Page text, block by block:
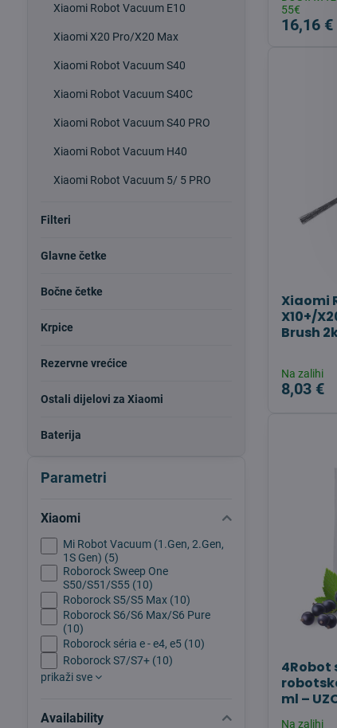
55€
16,16 €
Xiaomi
X10+/
Brush
Na zalihi
8,03 €
4Robot
ml –
Na zalihi
Parametri
Xiaomi
Mi Robot Vacuum (1.Gen, 2.Gen,
1S Gen) (5)
Roborock Sweep One
S50/S51/S55 (10)
Roborock S5/S5 Max (10)
Roborock S6/S6 Max/S6 Pure
(10)
Roborock séria e - e4, e5 (10)
Roborock S7/S7+ (10)
prikaži sve
Availability
Xiaomi Robot Vacuum E10
Xiaomi X20 Pro/X20 Max
Xiaomi Robot Vacuum S40
Xiaomi Robot Vacuum S40C
Xiaomi Robot Vacuum S40 PRO
Xiaomi Robot Vacuum H40
Xiaomi Robot Vacuum 5/ 5 PRO
Filteri
Glavne četke
Bočne četke
Krpice
Rezervne vrećice
Ostali dijelovi za Xiaomi
Baterija